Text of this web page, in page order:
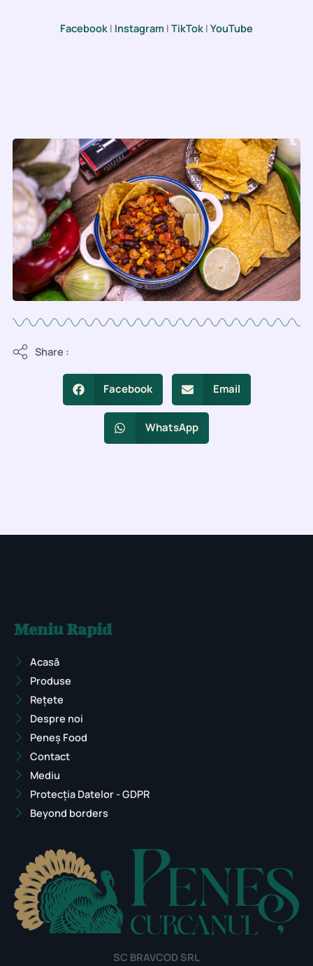
Facebook | Instagram | TikTok | YouTube
Share :
Facebook Email
WhatsApp
Meniu Rapid
Acasă
Produse
Rețete
Despre noi
Peneș Food
Contact
Mediu
Protecția Datelor - GDPR
Beyond borders
SC BRAVCOD SRL